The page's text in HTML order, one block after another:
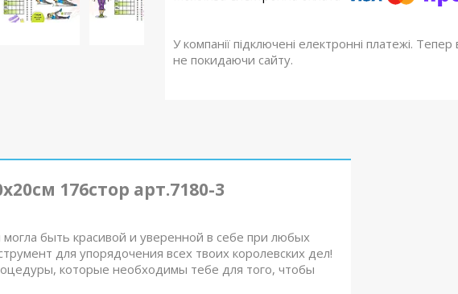
У компанії підключені електронні платежі.
не покидаючи сайту.
176стор арт.7180-3
быть красивой и уверенной в себе при любых
для упорядочения всех твоих королевских дел!
которые необходимы тебе для того, чтобы